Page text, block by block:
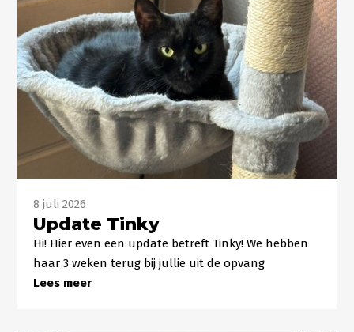
8 juli 2026
Update Tinky
Hi! Hier even een update betreft Tinky! We hebben
haar 3 weken terug bij jullie uit de opvang
Lees meer